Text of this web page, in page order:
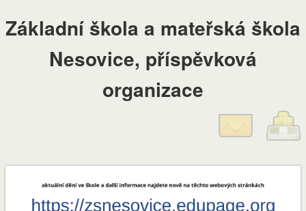
Základní škola a mateřská škola
Nesovice, příspěvková
organizace